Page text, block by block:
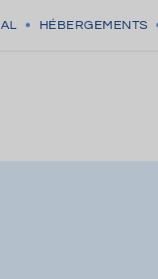
HÉBERGEMENTS